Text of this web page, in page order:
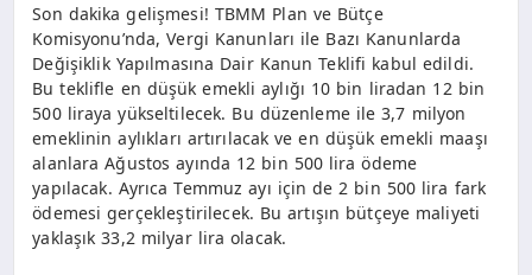
Son dakika gelişmesi! TBMM Plan ve Bütçe
Komisyonu’nda, Vergi Kanunları ile Bazı Kanunlarda
Değişiklik Yapılmasına Dair Kanun Teklifi kabul edildi.
Bu teklifle en düşük emekli aylığı 10 bin liradan 12 bin
500 liraya yükseltilecek. Bu düzenleme ile 3,7 milyon
emeklinin aylıkları artırılacak ve en düşük emekli maaşı
alanlara Ağustos ayında 12 bin 500 lira ödeme
yapılacak. Ayrıca Temmuz ayı için de 2 bin 500 lira fark
ödemesi gerçekleştirilecek. Bu artışın bütçeye maliyeti
yaklaşık 33,2 milyar lira olacak.